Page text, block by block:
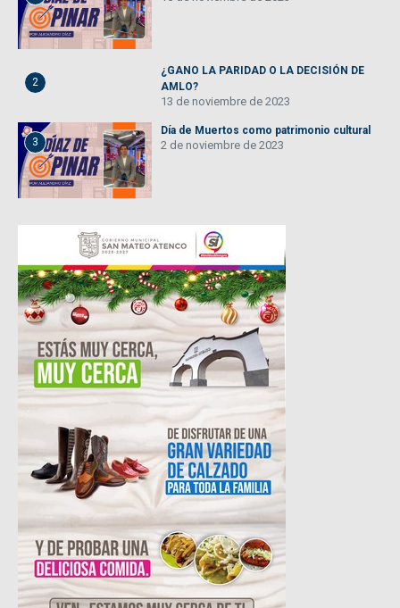
2
¿GANO LA PARIDAD O LA DECISIÓN DE
AMLO?
13 de noviembre de 2023
3
Día de Muertos como patrimonio cultural
2 de noviembre de 2023